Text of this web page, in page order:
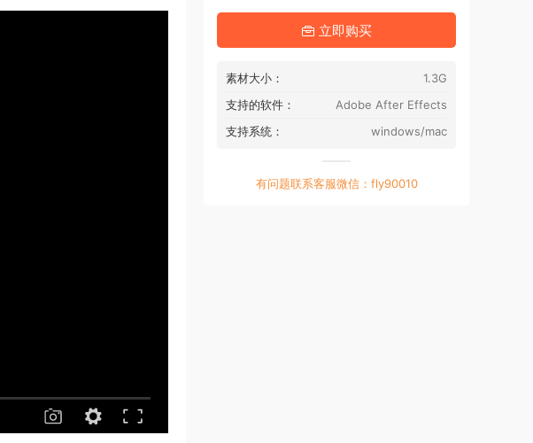
立即购买
素材大小：
1.3G
支持的软件：
Adobe After Effects
支持系统：
windows/mac
有问题联系客服微信：fly90010